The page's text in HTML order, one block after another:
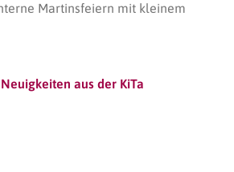
Martinsfeiern mit kleinem
aus der KiTa